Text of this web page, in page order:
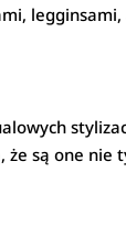
są one nie